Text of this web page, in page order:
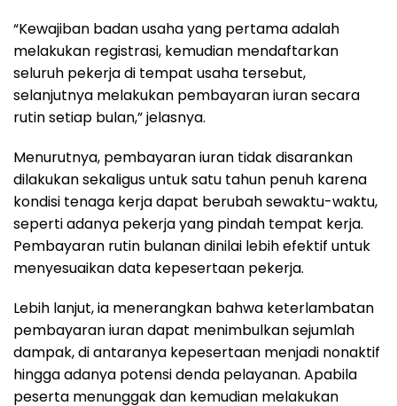
“Kewajiban badan usaha yang pertama adalah
melakukan registrasi, kemudian mendaftarkan
seluruh pekerja di tempat usaha tersebut,
selanjutnya melakukan pembayaran iuran secara
rutin setiap bulan,” jelasnya.
Menurutnya, pembayaran iuran tidak disarankan
dilakukan sekaligus untuk satu tahun penuh karena
kondisi tenaga kerja dapat berubah sewaktu-waktu,
seperti adanya pekerja yang pindah tempat kerja.
Pembayaran rutin bulanan dinilai lebih efektif untuk
menyesuaikan data kepesertaan pekerja.
Lebih lanjut, ia menerangkan bahwa keterlambatan
pembayaran iuran dapat menimbulkan sejumlah
dampak, di antaranya kepesertaan menjadi nonaktif
hingga adanya potensi denda pelayanan. Apabila
peserta menunggak dan kemudian melakukan